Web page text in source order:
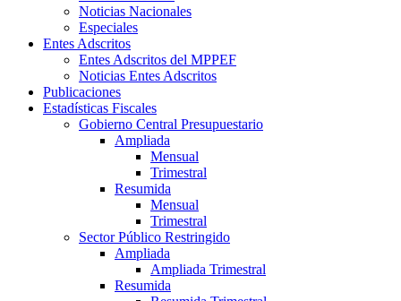
Noticias Nacionales
Especiales
Entes Adscritos
Entes Adscritos del MPPEF
Noticias Entes Adscritos
Publicaciones
Estadísticas Fiscales
Gobierno Central Presupuestario
Ampliada
Mensual
Trimestral
Resumida
Mensual
Trimestral
Sector Público Restringido
Ampliada
Ampliada Trimestral
Resumida